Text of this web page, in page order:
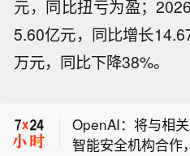
元，同比扭亏为盈；
5.60亿元，同比增长
万元，同比下降38%。
秘鲁经济部长称，
贫困率降至 15%。
行私有化。
OpenAI：将与相
智能安全机构合作